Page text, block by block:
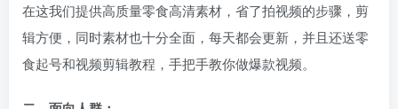
在这我们提供高质量零食高清素材，省了拍视频的步骤，剪
辑方便，同时素材也十分全面，每天都会更新，并且还送零
食起号和视频剪辑教程，手把手教你做爆款视频。